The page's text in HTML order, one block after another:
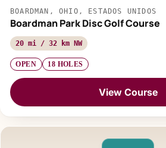
BOARDMAN, OHIO, ESTADOS UNIDOS
Boardman Park Disc Golf Course
20 mi / 32 km NW
OPEN 18 HOLES
View Course